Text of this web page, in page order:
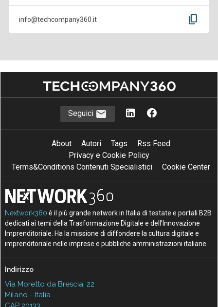
info@techcompany360.it content_copy
Seguici
About Autori Tags
Rss Feed
Privacy e Cookie Policy
Terms&Conditions Contenuti Specialistici
Cookie Center
Nextwork360 è il più grande network in Italia di testate e portali B2B
dedicati ai temi della Trasformazione Digitale e dell’Innovazione
Imprenditoriale. Ha la missione di diffondere la cultura digitale e
imprenditoriale nelle imprese e pubbliche amministrazioni italiane.
Indirizzo
Via Moretto da Brescia, 22
Milano - Italia